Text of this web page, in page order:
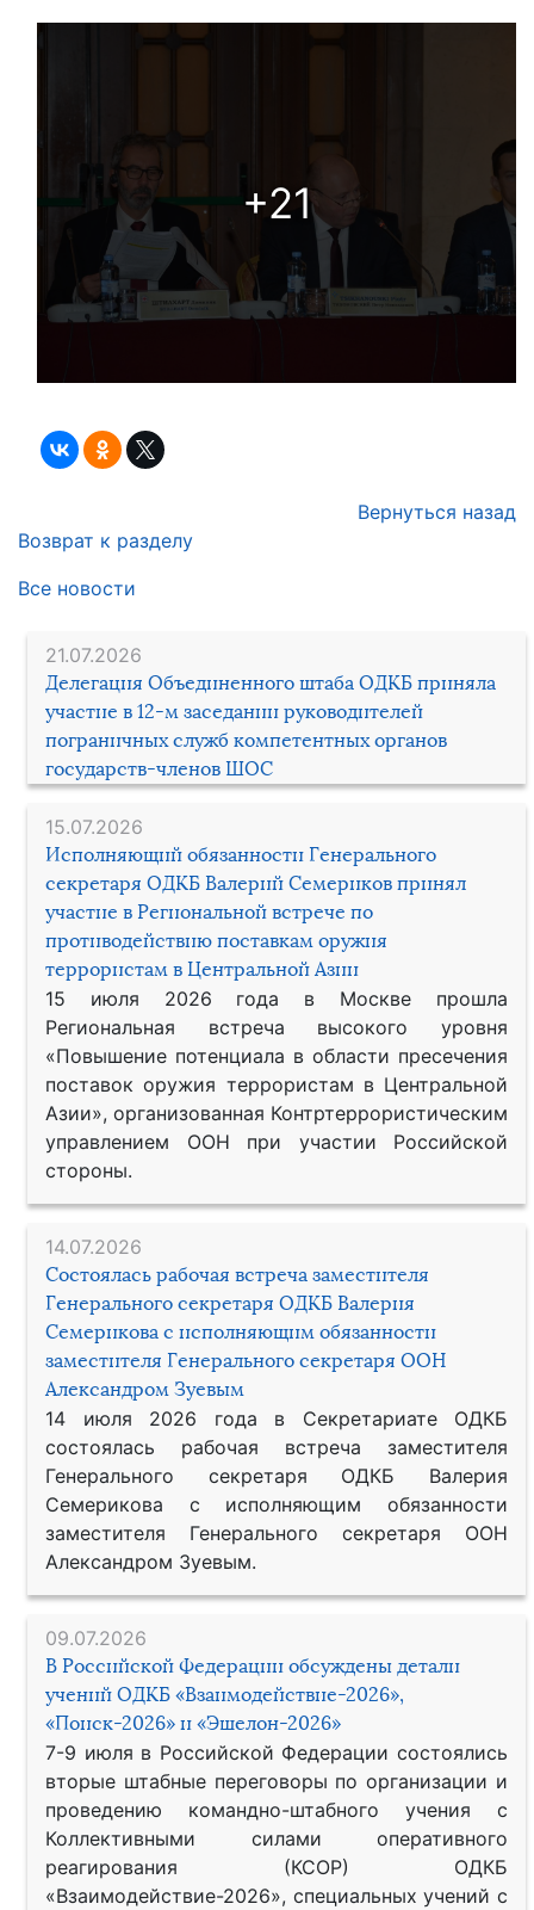
21.07.2026
Делегация Объединенного штаба ОДКБ приняла
участие в 12-м заседании руководителей
пограничных служб компетентных органов
государств-членов ШОС
15.07.2026
Исполняющий обязанности Генерального
секретаря ОДКБ Валерий Семериков принял
участие в Региональной встрече по
противодействию поставкам оружия
террористам в Центральной Азии
15 июля 2026 года в Москве прошла
Региональная встреча высокого уровня
«Повышение потенциала в области пресечения
поставок оружия террористам в Центральной
Азии», организованная Контртеррористическим
управлением ООН при участии Российской
стороны.
14.07.2026
Состоялась рабочая встреча заместителя
Генерального секретаря ОДКБ Валерия
Семерикова с исполняющим обязанности
заместителя Генерального секретаря ООН
Александром Зуевым
14 июля 2026 года в Секретариате ОДКБ
состоялась рабочая встреча заместителя
Генерального секретаря ОДКБ Валерия
Семерикова с исполняющим обязанности
заместителя Генерального секретаря ООН
Александром Зуевым.
09.07.2026
В Российской Федерации обсуждены детали
учений ОДКБ «Взаимодействие-2026»,
«Поиск-2026» и «Эшелон-2026»
7-9 июля в Российской Федерации состоялись
вторые штабные переговоры по организации и
проведению командно-штабного учения с
Коллективными силами оперативного
реагирования (КСОР) ОДКБ
«Взаимодействие-2026», специальных учений с
+21
Вернуться назад
Возврат к разделу
Все новости